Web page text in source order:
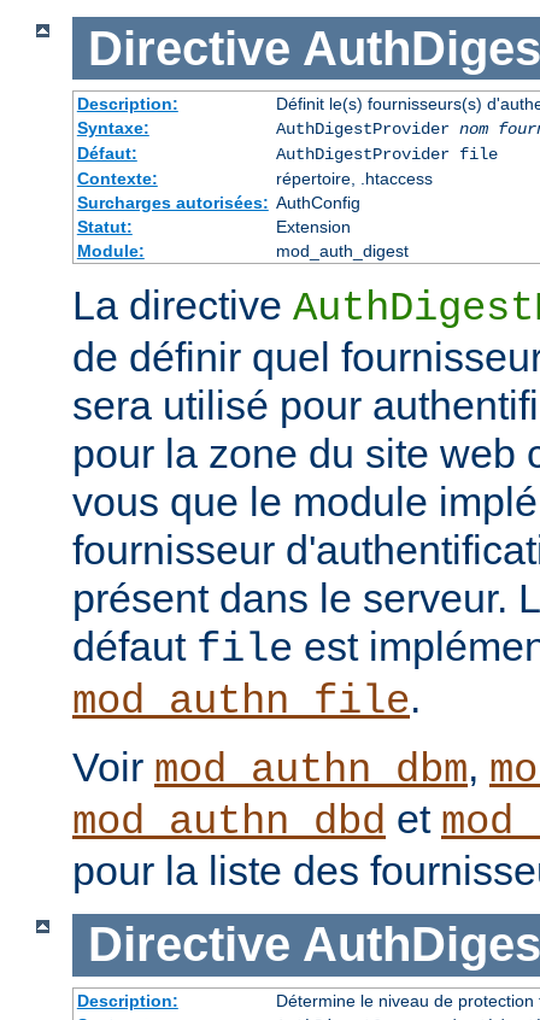
Directive
Description:
Définit le(s) fournisseurs(s)
Syntaxe:
AuthDigestProvider nom
Défaut:
AuthDigestProvider file
Contexte:
répertoire, .htaccess
Surcharges autorisées: AuthConfig
Statut:
Extension
Module:
mod_auth_digest
La directive
de définir quel
sera utilisé pour
pour la zone du site web
vous que le module
fournisseur
présent dans le serveur.
défaut file est
mod_authn_file.
Voir mod_authn_dbm,
mod_authn_dbd et
pour la liste des
Directive
Description:
Détermine le niveau de